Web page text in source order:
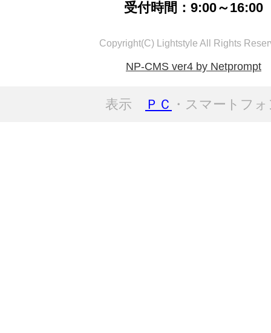
受付時間：9:00～16:00
Copyright(C) Lightstyle All Rights
NP-CMS ver4 by Netprompt
表示 ＰＣ ・スマートフ